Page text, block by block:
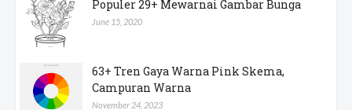
Populer 29+ Mewarnai Gambar Bunga
June 15, 2020
63+ Tren Gaya Warna Pink Skema,
Campuran Warna
November 24, 2023